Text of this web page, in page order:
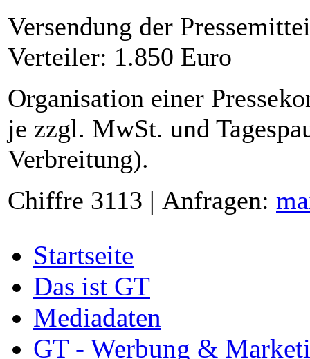
Versendung der
Verteiler: 1.850 Euro
Organisation einer
je zzgl. MwSt. und
Verbreitung).
Chiffre 3113 | Anfragen:
Startseite
Das ist GT
Mediadaten
GT - Werbung &